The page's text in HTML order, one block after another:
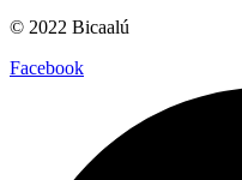
© 2022 Bicaalú
Facebook